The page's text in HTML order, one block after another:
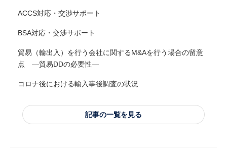
ACCS対応・交渉サポート
BSA対応・交渉サポート
貿易（輸出入）を行う会社に関するM&Aを行う場合の留意
点 ―貿易DDの必要性―
コロナ後における輸入事後調査の状況
記事の一覧を見る